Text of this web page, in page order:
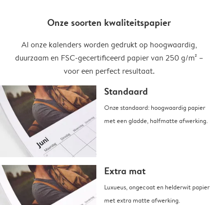
Onze soorten kwaliteitspapier
Al onze kalenders worden gedrukt op hoogwaardig,
duurzaam en FSC-gecertificeerd papier van 250 g/m² –
voor een perfect resultaat.
Standaard
Onze standaard: hoogwaardig papier
met een gladde, halfmatte afwerking.
Extra mat
Luxueus, ongecoat en helderwit papier
met extra matte afwerking.